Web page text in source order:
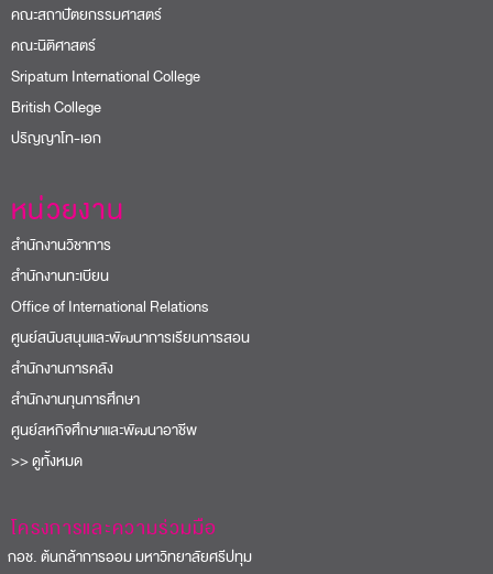
คณะสถาปัตยกรรมศาสตร์
คณะนิติศาสตร์
Sripatum International College
British College
ปริญญาโท-เอก
หน่วยงาน
สำนักงานวิชาการ
สำนักงานทะเบียน
Office of International Relations
ศูนย์สนับสนุนและพัฒนาการเรียนการสอน
สำนักงานการคลัง
สำนักงานทุนการศึกษา
ศูนย์สหกิจศึกษาและพัฒนาอาชีพ
>> ดูทั้งหมด
โครงการและความร่วมมือ
ช. ต้นกล้าการออม มหาวิทยาลัยศรีปทุม